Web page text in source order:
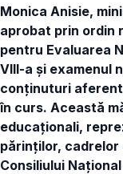
Monica Anisie,
aprobat prin ordin
pentru Evaluarea
VIII-a și examenul
conținuturi
în curs. Această
educaționali,
părinților,
Consiliului